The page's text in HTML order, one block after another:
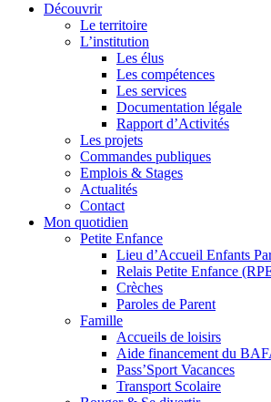
Découvrir
Le territoire
L’institution
Les élus
Les compétences
Les services
Documentation légale
Rapport d’Activités
Les projets
Commandes publiques
Emplois & Stages
Actualités
Contact
Mon quotidien
Petite Enfance
Lieu d’Accueil Enfants
Relais Petite Enfance
Crèches
Paroles de Parent
Famille
Accueils de loisirs
Aide financement du
Pass’Sport Vacances
Transport Scolaire